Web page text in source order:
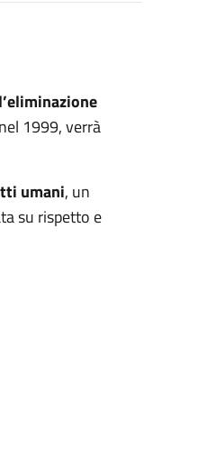
1999, verrà
umani, un
su rispetto e